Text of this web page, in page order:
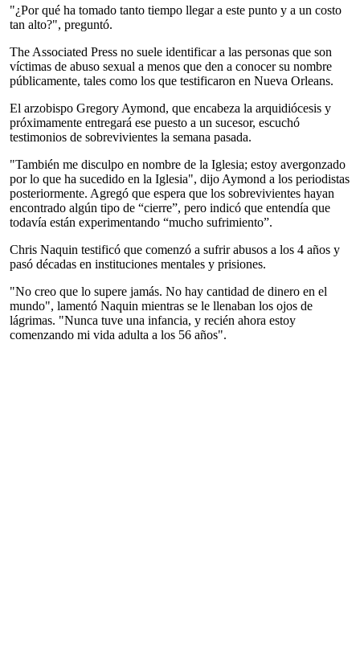
"¿Por qué ha tomado tanto tiempo llegar a este punto y a un costo
tan alto?", preguntó.
The Associated Press no suele identificar a las personas que son
víctimas de abuso sexual a menos que den a conocer su nombre
públicamente, tales como los que testificaron en Nueva Orleans.
El arzobispo Gregory Aymond, que encabeza la arquidiócesis y
próximamente entregará ese puesto a un sucesor, escuchó
testimonios de sobrevivientes la semana pasada.
"También me disculpo en nombre de la Iglesia; estoy avergonzado
por lo que ha sucedido en la Iglesia", dijo Aymond a los periodistas
posteriormente. Agregó que espera que los sobrevivientes hayan
encontrado algún tipo de “cierre”, pero indicó que entendía que
todavía están experimentando “mucho sufrimiento”.
Chris Naquin testificó que comenzó a sufrir abusos a los 4 años y
pasó décadas en instituciones mentales y prisiones.
"No creo que lo supere jamás. No hay cantidad de dinero en el
mundo", lamentó Naquin mientras se le llenaban los ojos de
lágrimas. "Nunca tuve una infancia, y recién ahora estoy
comenzando mi vida adulta a los 56 años".